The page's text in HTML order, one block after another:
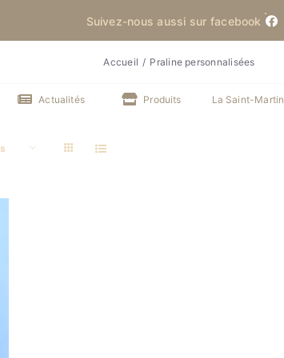
Suivez-nous aussi sur facebook
Actualités Produits La Saint-Martin
Accueil Praline personnalisées